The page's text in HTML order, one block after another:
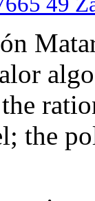
the